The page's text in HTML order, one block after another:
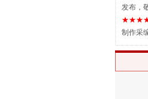
发布，
制作采